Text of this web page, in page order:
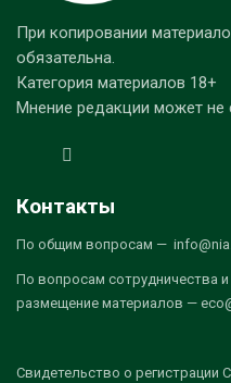
При копировании
обязательна.
Категория материалов 18+
Мнение редакции может не
Контакты
По общим вопросам —
По вопросам сотрудничества и
размещение материалов —
Свидетельство о